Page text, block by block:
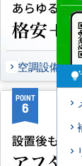
空調設備の
POINT
6
tips_and_updates